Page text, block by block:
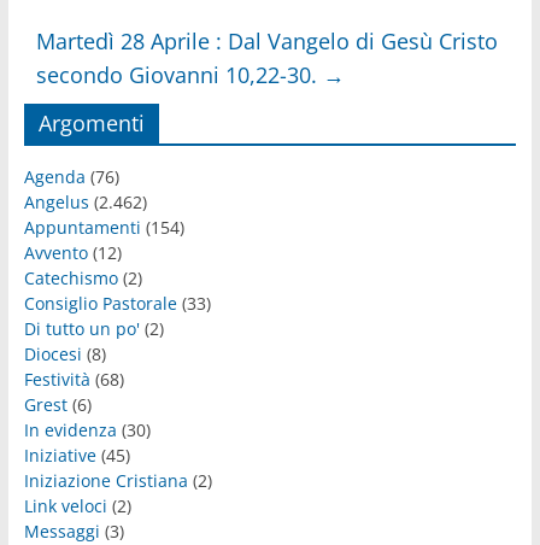
Martedì 28 Aprile : Dal Vangelo di Gesù Cristo
secondo Giovanni 10,22-30. →
Argomenti
Agenda (76)
Angelus (2.462)
Appuntamenti (154)
Avvento(12)
Catechismo(2)
Consiglio Pastorale(33)
Di tutto un po'(2)
Diocesi (8)
Festività (68)
Grest(6)
In evidenza (30)
Iniziative(45)
Iniziazione Cristiana (2)
Link veloci (2)
Messaggi (3)